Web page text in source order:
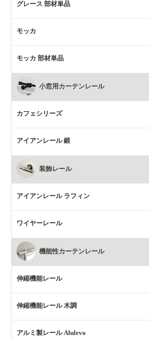
グレース 部材単品
モッカ
モッカ 部材単品
小窓用カーテンレール
カフェシリーズ
アイアンレール 鍛
装飾レール
アイアンレール ラフィン
ワイヤーレール
機能性カーテンレール
伸縮機能レール
伸縮機能レール 木調
アルミ製レール Alulevo